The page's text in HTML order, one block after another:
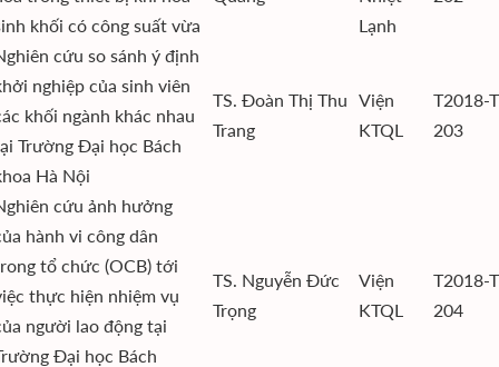
khối có công suất vừa
Lạnh
cứu so sánh ý định
nghiệp của sinh viên
khối ngành khác nhau
Trường Đại học Bách
Hà Nội
TS. Đoàn Thị Thu
Trang
Viện
KTQL
T2018-
203
cứu ảnh hưởng
hành vi công dân
tổ chức (OCB) tới
thực hiện nhiệm vụ
người lao động tại
Đại học Bách
TS. Nguyễn Đức
Trọng
Viện
KTQL
T2018-
204